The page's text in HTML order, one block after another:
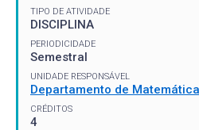
TIPO DE ATIVIDADE
DISCIPLINA
PERIODICIDADE
Semestral
UNIDADE RESPONSÁVEL
Departamento de
CRÉDITOS
4